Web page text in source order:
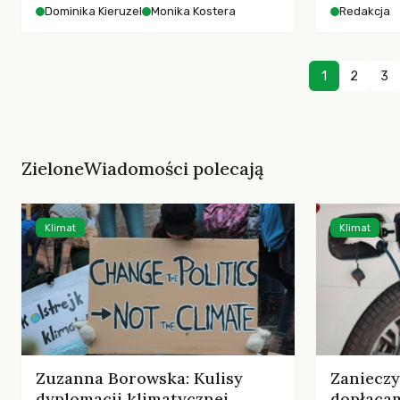
współczesnego miasta.
Dominika Kieruzel Monika Kostera Redakcja
1 2 3
ZieloneWiadomości polecają
Zuzanna Borowska: Kulisy
Klimat Klimat